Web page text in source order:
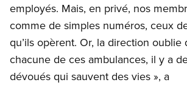
employés. Mais, en privé, nos
comme de simples numéros, ceux
qu’ils opèrent. Or, la direction oublie
chacune de ces ambulances, il y a
dévoués qui sauvent des vies », a